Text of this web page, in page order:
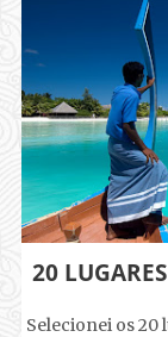
20
Selecionei os